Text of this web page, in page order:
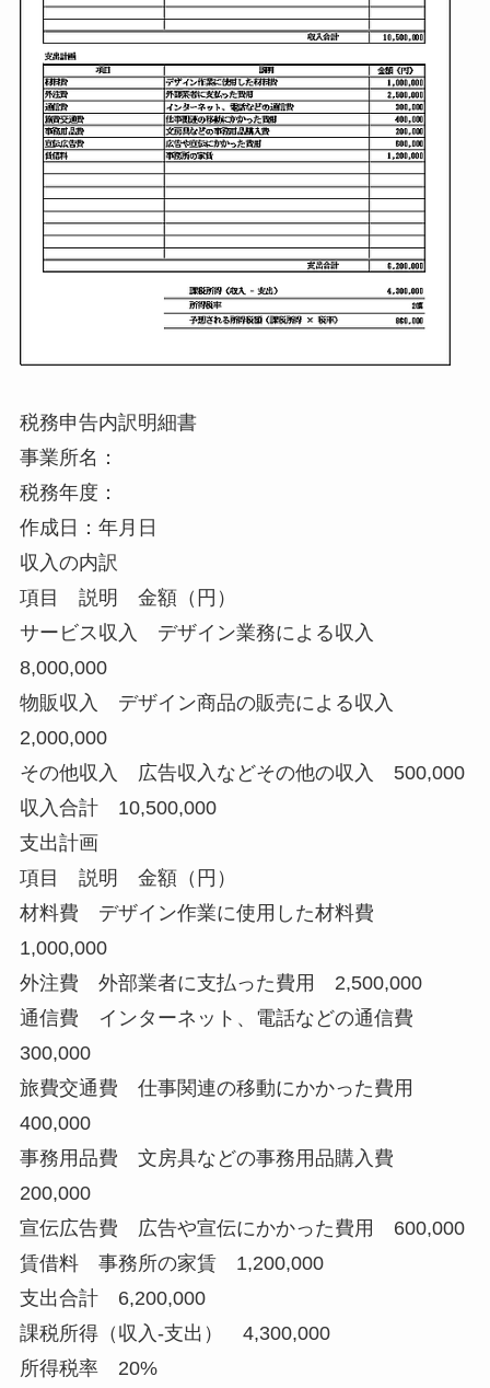
税務申告内訳明細書
事業所名：
税務年度：
作成日：年月日
収入の内訳
項目 説明 金額（円）
サービス収入 デザイン業務による収入
8,000,000
物販収入 デザイン商品の販売による収入
2,000,000
その他収入 広告収入などその他の収入 500,000
収入合計 10,500,000
支出計画
項目 説明 金額（円）
材料費 デザイン作業に使用した材料費
1,000,000
外注費 外部業者に支払った費用 2,500,000
通信費 インターネット、電話などの通信費
300,000
旅費交通費 仕事関連の移動にかかった費用
400,000
事務用品費 文房具などの事務用品購入費
200,000
宣伝広告費 広告や宣伝にかかった費用 600,000
賃借料 事務所の家賃 1,200,000
支出合計 6,200,000
課税所得（収入-支出） 4,300,000
所得税率 20%